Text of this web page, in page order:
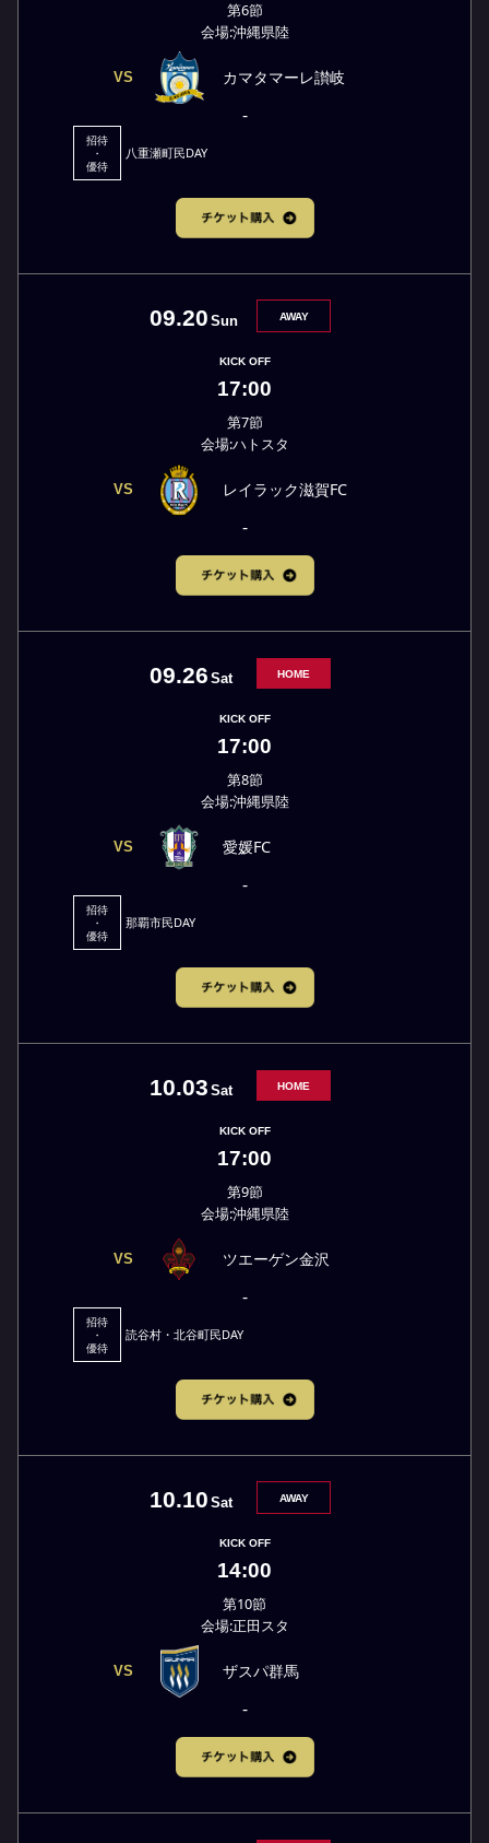
第6節
会場:沖縄県陸
VS カマタマーレ讃岐
-
招待
・
優待
八重瀬町民DAY
09.20 Sun AWAY
KICK OFF
17:00
第7節
会場:ハトスタ
VS レイラック滋賀FC
-
09.26 Sat HOME
KICK OFF
17:00
第8節
会場:沖縄県陸
VS 愛媛FC
-
招待
・
優待
那覇市民DAY
10.03 Sat HOME
KICK OFF
17:00
第9節
会場:沖縄県陸
VS ツエーゲン金沢
-
招待
・
優待
読谷村・北谷町民DAY
10.10 Sat AWAY
KICK OFF
14:00
第10節
会場:正田スタ
VS ザスパ群馬
-